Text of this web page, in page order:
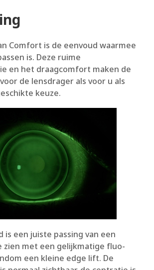
Comfort is de eenvoud waarmee
is. Deze ruime
en het draagcomfort maken de
de lensdrager als voor u als
keuze.
een juiste passing van een
zien met een gelijkmatige fluo-
een kleine edge lift. De